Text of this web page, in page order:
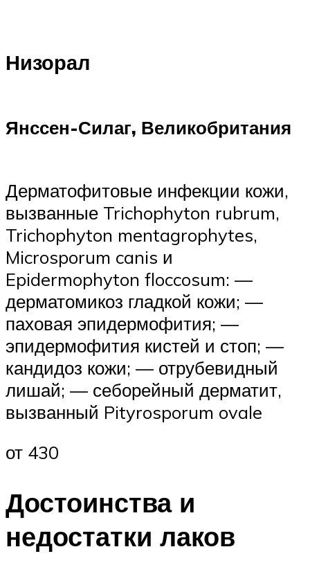
Низорал
Янссен-Силаг, Великобритания
Дерматофитовые инфекции кожи,
вызванные Trichophyton rubrum,
Trichophyton mentagrophytes,
Microsporum canis и
Epidermophyton floccosum: —
дерматомикоз гладкой кожи; —
паховая эпидермофития; —
эпидермофития кистей и стоп; —
кандидоз кожи; — отрубевидный
лишай; — себорейный дерматит,
вызванный Pityrosporum ovale
от 430
Достоинства и
недостатки лаков